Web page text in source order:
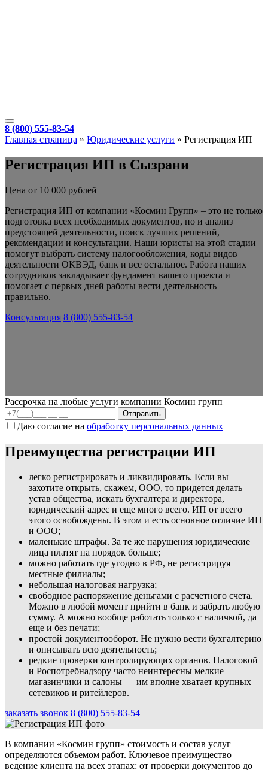
8 (800) 555-83-54
Главная страница » Юридические услуги » Регистрация ИП
Регистрация ИП в Сызрани
Цена от 10 000 рублей
Регистрация ИП от компании «Космин Групп» – это не только
подготовка всех необходимых документов, но и анализ
предстоящей деятельности, поиск лучших решений,
рекомендации и консультации. Наши юристы на этой стадии
помогут выбрать систему налогообложения, коды видов
деятельности ОКВЭД, банк и все остальное. Работа наших
сотрудников закладывает фундамент вашего проекта и
помогает с первых дней работы вести деятельность
правильно.
Консультация 8 (800) 555-83-54
Рассрочка на любые услуги компании Космин групп
Даю согласие на обработку персональных данных
Преимущества регистрации ИП
легко регистрировать и ликвидировать. Если вы
захотите открыть, скажем, ООО, то придется делать
устав общества, искать бухгалтера и директора,
юридический адрес и еще много всего. ИП от всего
этого освобождены. В этом и есть основное отличие ИП
и ООО;
маленькие штрафы. За те же нарушения юридические
лица платят на порядок больше;
можно работать где угодно в РФ, не регистрируя
местные филиалы;
небольшая налоговая нагрузка;
свободное распоряжение деньгами с расчетного счета.
Можно в любой момент прийти в банк и забрать любую
сумму. А можно вообще работать только с наличкой, да
еще и без печати;
простой документооборот. Не нужно вести бухгалтерию
и описывать всю деятельность;
редкие проверки контролирующих органов. Налоговой
и Роспотребнадзору часто неинтересны мелкие
магазинчики и салоны — им вполне хватает крупных
сетевиков и ритейлеров.
заказать звонок 8 (800) 555-83-54
В компании «Космин групп» стоимость и состав услуг
определяются объемом работ. Ключевое преимущество —
ведение клиента на всех этапах: от проверки документов до